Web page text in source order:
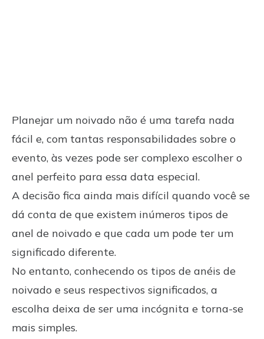
Planejar um noivado não é uma tarefa nada
fácil e, com tantas responsabilidades sobre o
evento, às vezes pode ser complexo escolher o
anel perfeito para essa data especial.
A decisão fica ainda mais difícil quando você se
dá conta de que existem inúmeros tipos de
anel de noivado e que cada um pode ter um
significado diferente.
No entanto, conhecendo os tipos de anéis de
noivado e seus respectivos significados, a
escolha deixa de ser uma incógnita e torna-se
mais simples.